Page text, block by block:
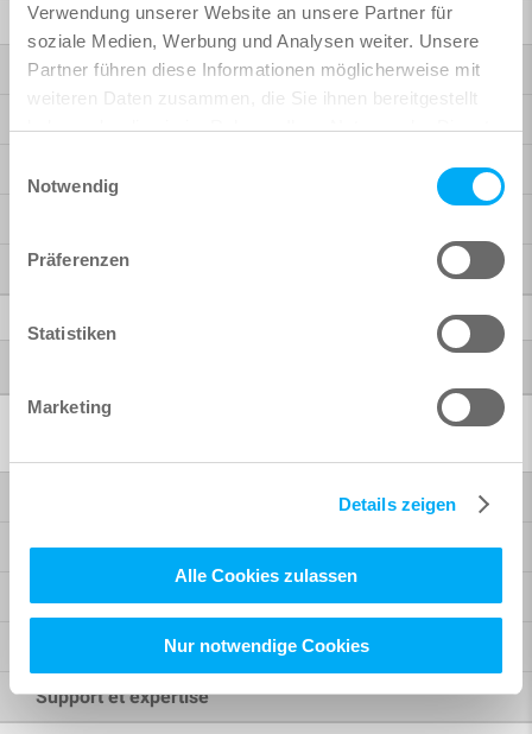
Verwendung unserer Website an unsere Partner für
soziale Medien, Werbung und Analysen weiter. Unsere
Partner führen diese Informationen möglicherweise mit
weiteren Daten zusammen, die Sie ihnen bereitgestellt
haben oder die sie im Rahmen Ihrer Nutzung der Dienste
Notwendig
Präferenzen
Statistiken
Marketing
Details zeigen
Alle Cookies zulassen
Nur notwendige Cookies
BIM / CAD
Bridge + Infrastructure Modeler
SOFiCAD
Bâtiment
Coffrage et ferraillage
Support et expertise